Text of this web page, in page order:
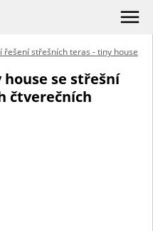
řešení střešních teras - tiny house
se střešní
čtverečních